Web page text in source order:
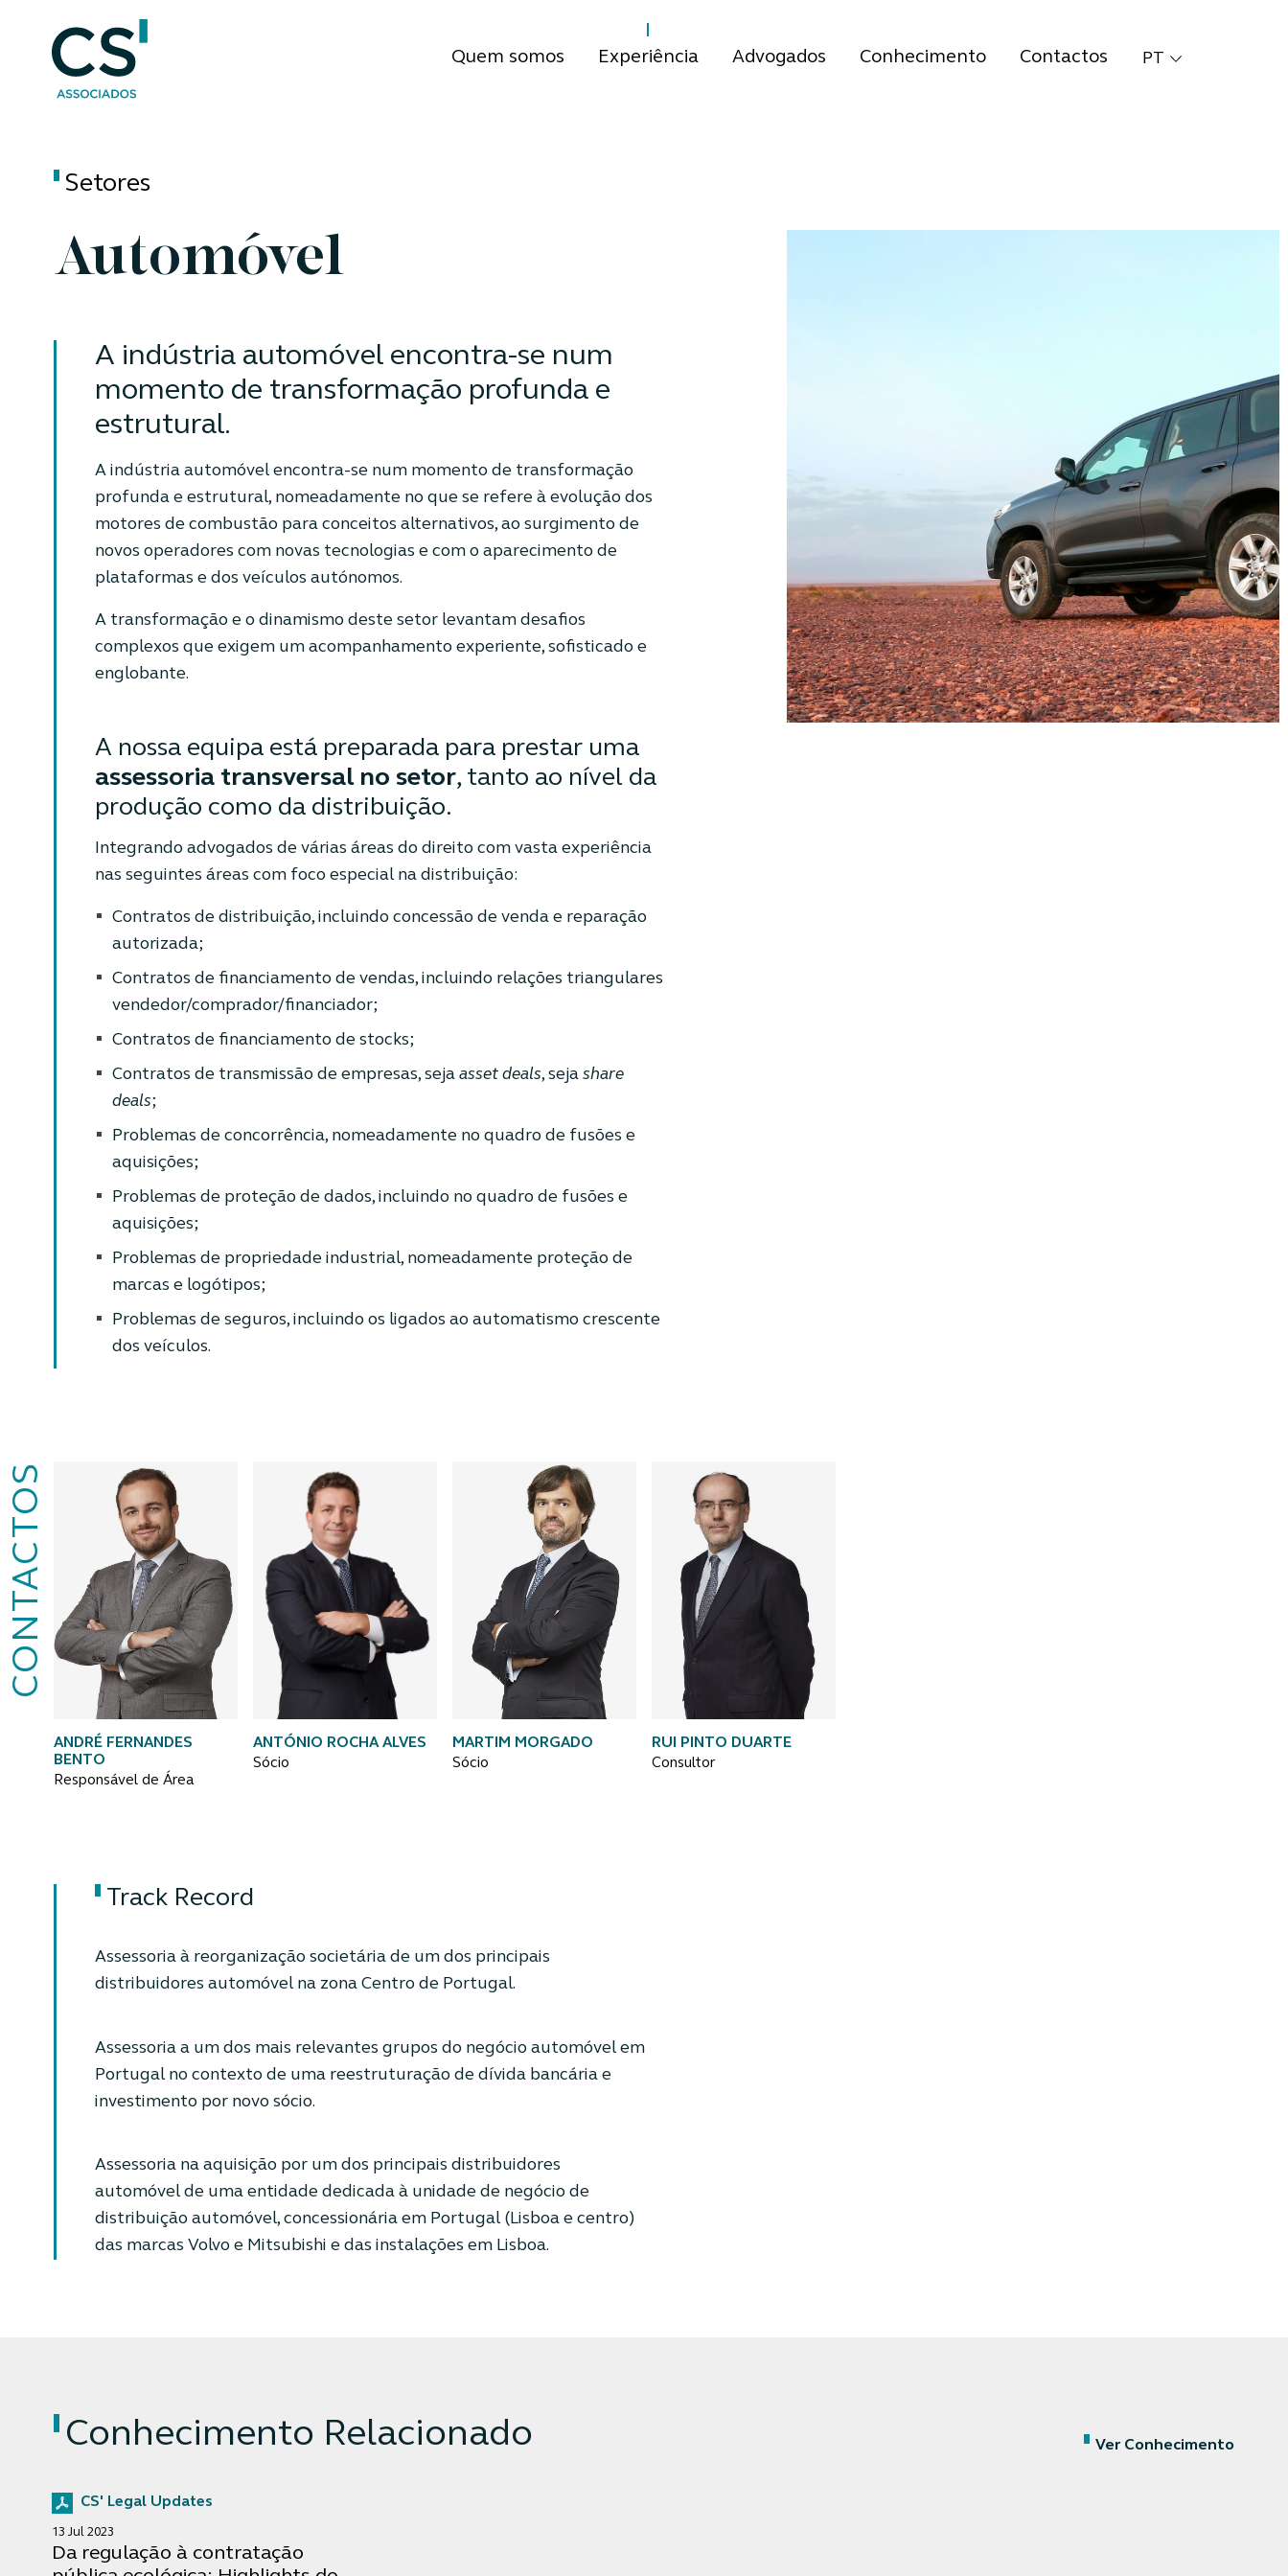
Quem somos Experiência Advogados Conhecimento Contactos PT
Setores
Automóvel
A indústria automóvel encontra-se num
momento de transformação profunda e
estrutural.
A indústria automóvel encontra-se num momento de transformação
profunda e estrutural, nomeadamente no que se refere à evolução dos
motores de combustão para conceitos alternativos, ao surgimento de
novos operadores com novas tecnologias e com o aparecimento de
plataformas e dos veículos autónomos.
A transformação e o dinamismo deste setor levantam desafios
complexos que exigem um acompanhamento experiente, sofisticado e
englobante.
A nossa equipa está preparada para prestar uma
assessoria transversal no setor, tanto ao nível da
produção como da distribuição.
Integrando advogados de várias áreas do direito com vasta experiência
nas seguintes áreas com foco especial na distribuição:
Contratos de distribuição, incluindo concessão de venda e reparação
autorizada;
Contratos de financiamento de vendas, incluindo relações triangulares
vendedor/comprador/financiador;
Contratos de financiamento de stocks;
Contratos de transmissão de empresas, seja asset deals, seja share
deals;
Problemas de concorrência, nomeadamente no quadro de fusões e
aquisições;
Problemas de proteção de dados, incluindo no quadro de fusões e
aquisições;
Problemas de propriedade industrial, nomeadamente proteção de
marcas e logótipos;
Problemas de seguros, incluindo os ligados ao automatismo crescente
dos veículos.
CONTACTOS
ANDRÉ FERNANDES
BENTO
Responsável de Área
ANTÓNIO ROCHA ALVES
Sócio
MARTIM MORGADO
Sócio
RUI PINTO DUARTE
Consultor
Track Record
Assessoria à reorganização societária de um dos principais
distribuidores automóvel na zona Centro de Portugal.
Assessoria a um dos mais relevantes grupos do negócio automóvel em
Portugal no contexto de uma reestruturação de dívida bancária e
investimento por novo sócio.
Assessoria na aquisição por um dos principais distribuidores
automóvel de uma entidade dedicada à unidade de negócio de
distribuição automóvel, concessionária em Portugal (Lisboa e centro)
das marcas Volvo e Mitsubishi e das instalações em Lisboa.
Conhecimento Relacionado Ver Conhecimento
CS' Legal Updates
13 Jul 2023
Da regulação à contratação